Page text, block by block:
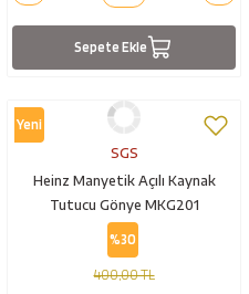
Sepete Ekle
Yeni
SGS
Heinz Manyetik Açılı Kaynak
Tutucu Gönye MKG201
%30
400,00 TL